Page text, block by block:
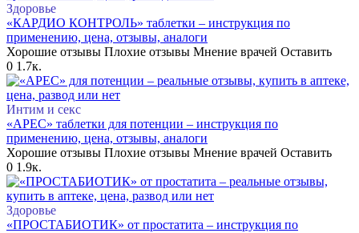
Здоровье
«КАРДИО КОНТРОЛЬ» таблетки – инструкция по
применению, цена, отзывы, аналоги
Хорошие отзывы Плохие отзывы Мнение врачей Оставить
0 1.7к.
Интим и секс
«АРЕС» таблетки для потенции – инструкция по
применению, цена, отзывы, аналоги
Хорошие отзывы Плохие отзывы Мнение врачей Оставить
0 1.9к.
Здоровье
«ПРОСТАБИОТИК» от простатита – инструкция по